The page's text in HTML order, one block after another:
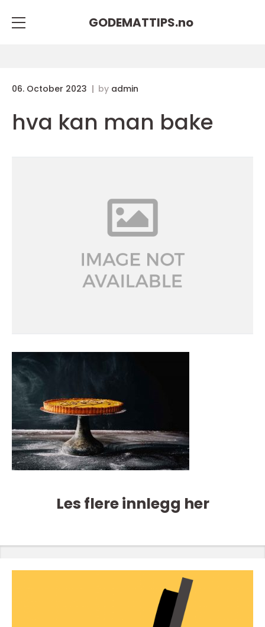
GODEMATTIPS.no
06. October 2023 by admin
hva kan man bake
Les flere innlegg her